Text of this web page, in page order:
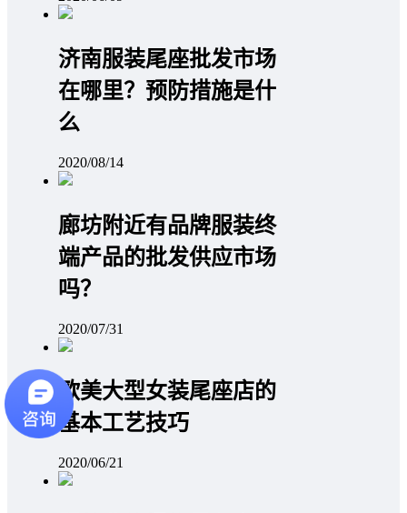
济南服装尾座批发市场
在哪里？预防措施是什
么
2020/08/14
廊坊附近有品牌服装终
端产品的批发供应市场
吗？
2020/07/31
欧美大型女装尾座店的
基本工艺技巧
2020/06/21